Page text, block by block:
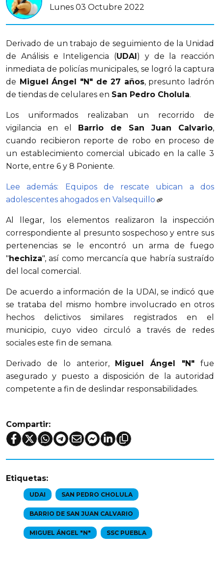
Lunes 03 Octubre 2022
Derivado de un trabajo de seguimiento de la Unidad
de Análisis e Inteligencia (UDAI ) y de la reacción
inmediata de policías municipales, se logró la captura
de Miguel Ángel "N" de 27 años, presunto ladrón
de tiendas de celulares en San Pedro Cholula.
Los uniformados realizaban un recorrido de
vigilancia en el
Barrio de San Juan Calvario,
cuando recibieron reporte de robo en proceso de
un establecimiento comercial ubicado en la calle 3
Norte, entre 6 y 8 Poniente.
Lee además: Equipos de rescate ubican a dos
adolescentes ahogados en Valsequillo
Al llegar, los elementos realizaron la inspección
correspondiente al presunto sospechoso y entre sus
pertenencias se le encontró un arma de fuego
" hechiza", así como mercancía que habría sustraído
del local comercial.
De acuerdo a información de la UDAI, se indicó que
se trataba del mismo hombre involucrado en otros
hechos delictivos similares registrados en el
municipio, cuyo video circuló a través de redes
sociales este fin de semana.
Derivado de lo anterior, Miguel Ángel "N" fue
asegurado y puesto a disposición de la autoridad
competente a fin de deslindar responsabilidades.
Compartir:
Etiquetas:
UDAI SAN PEDRO CHOLULA
BARRIO DE SAN JUAN CALVARIO
MIGUEL ÁNGEL "N" SSC PUEBLA